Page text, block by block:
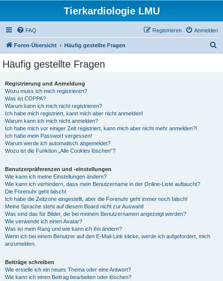
Tierkardiologie LMU
FAQ Anmelden
Registrieren
Foren-Übersicht Häufig gestellte Fragen
Häufig gestellte Fragen
Registrierung und Anmeldung
Wozu muss ich mich registrieren?
Was ist COPPA?
Warum kann ich mich nicht registrieren?
Ich habe mich registriert, kann mich aber nicht anmelden!
Warum kann ich mich nicht anmelden?
Ich habe mich vor einiger Zeit registriert, kann mich aber nicht mehr anmelden?!
Ich habe mein Passwort vergessen!
Warum werde ich automatisch abgemeldet?
Wozu ist die Funktion „Alle Cookies löschen“?
Benutzerpräferenzen und -einstellungen
Wie kann ich meine Einstellungen ändern?
Wie kann ich verhindern, dass mein Benutzername in der Online-Liste auftaucht?
Die Forenuhr geht falsch!
Ich habe die Zeitzone eingestellt, aber die Forenuhr geht immer noch falsch!
Meine Sprache steht auf diesem Board nicht zur Auswahl!
Was sind das für Bilder, die bei meinem Benutzernamen angezeigt werden?
Wie verwende ich einen Avatar?
Was ist mein Rang und wie kann ich ihn ändern?
Wenn ich bei einem Benutzer auf den E-Mail-Link klicke, werde ich aufgefordert, mich
anzumelden.
Beiträge schreiben
Wie erstelle ich ein neues Thema oder eine Antwort?
Wie kann ich einen Beitrag bearbeiten oder löschen?